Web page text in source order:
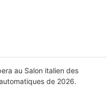
au Salon italien des
de 2026.